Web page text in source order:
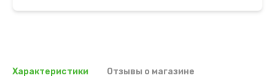
Характеристики Отзывы о магазине